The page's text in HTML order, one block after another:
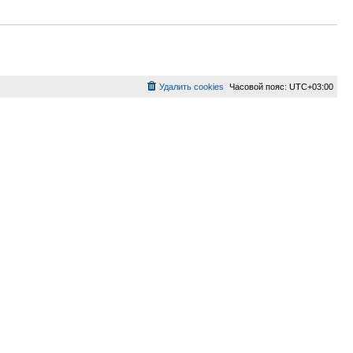
Часовой пояс: UTC+03:00
Удалить cookies